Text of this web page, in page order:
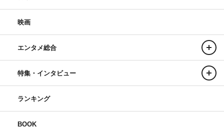
映画
エンタメ総合
特集・インタビュー
ランキング
BOOK